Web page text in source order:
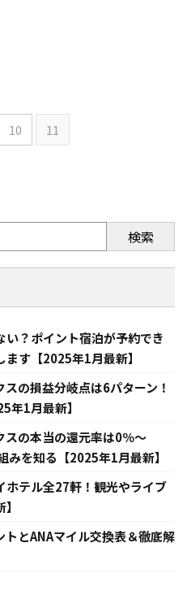
10 11
検索
？ポイント宿泊が予約でき
す【2025年1月最新】
の損益分岐点は6パターン！
年1月最新】
スの本当の還元率は0％～
を知る【2025年1月最新】
ホテル全27軒！観光やライブ
とANAマイル交換表＆徹底解